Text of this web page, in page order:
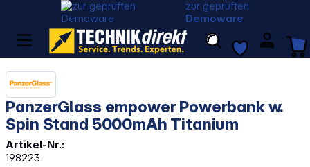
zur geprüften
Demoware
PanzerGlass empower Powerbank w.
Spin Stand 5000mAh Titanium
Artikel-Nr.:
198223